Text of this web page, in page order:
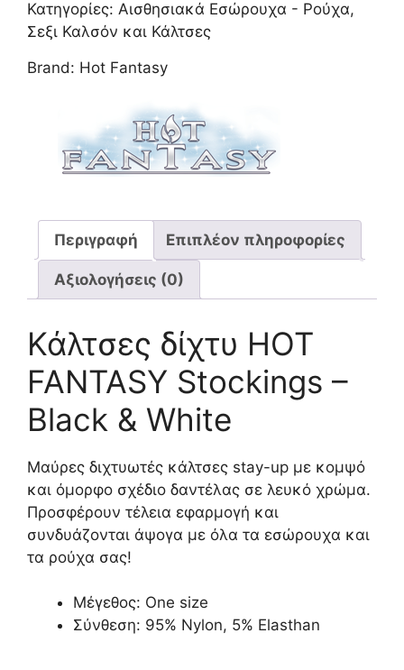
Κατηγορίες: Αισθησιακά Εσώρουχα - Ρούχα,
Σεξι Καλσόν και Κάλτσες
Brand: Hot Fantasy
Περιγραφή Επιπλέον πληροφορίες
Αξιολογήσεις (0)
Κάλτσες δίχτυ HOT
FANTASY Stockings –
Black & White
Μαύρες διχτυωτές κάλτσες stay-up με κομψό
και όμορφο σχέδιο δαντέλας σε λευκό χρώμα.
Προσφέρουν τέλεια εφαρμογή και
συνδυάζονται άψογα με όλα τα εσώρουχα και
τα ρούχα σας!
Μέγεθος: One size
Σύνθεση: 95% Nylon, 5% Elasthan